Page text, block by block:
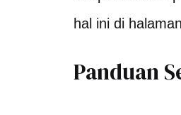
hal ini di
Panduan